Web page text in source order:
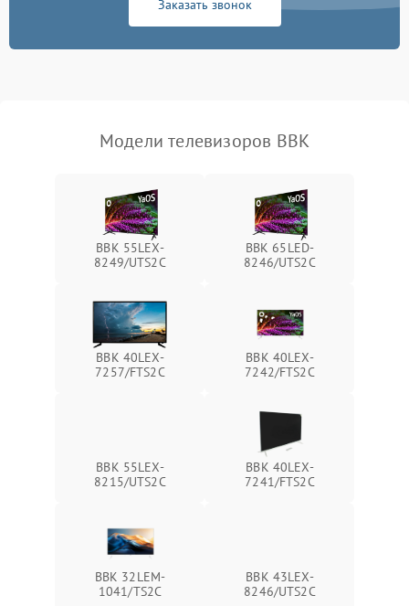
Заказать звонок
Модели телевизоров BBK
BBK 55LEX-
8249/UTS2C
BBK 65LED-
8246/UTS2C
BBK 40LEX-
7257/FTS2C
BBK 40LEX-
7242/FTS2C
BBK 55LEX-
8215/UTS2C
BBK 40LEX-
7241/FTS2C
BBK 32LEM-
1041/TS2C
BBK 43LEX-
8246/UTS2C